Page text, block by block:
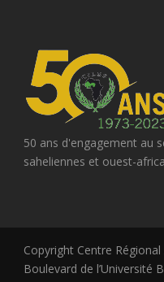
50 ans d'engagement au
saheliennes et ouest-
Copyright Centre Régional
Boulevard de l’Université